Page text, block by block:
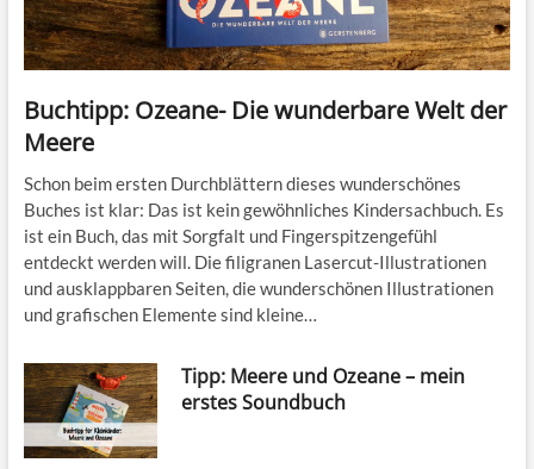
Buchtipp: Ozeane- Die wunderbare Welt der
Meere
Schon beim ersten Durchblättern dieses wunderschönes
Buches ist klar: Das ist kein gewöhnliches Kindersachbuch. Es
ist ein Buch, das mit Sorgfalt und Fingerspitzengefühl
entdeckt werden will. Die filigranen Lasercut-Illustrationen
und ausklappbaren Seiten, die wunderschönen Illustrationen
und grafischen Elemente sind kleine…
Tipp: Meere und Ozeane – mein
erstes Soundbuch